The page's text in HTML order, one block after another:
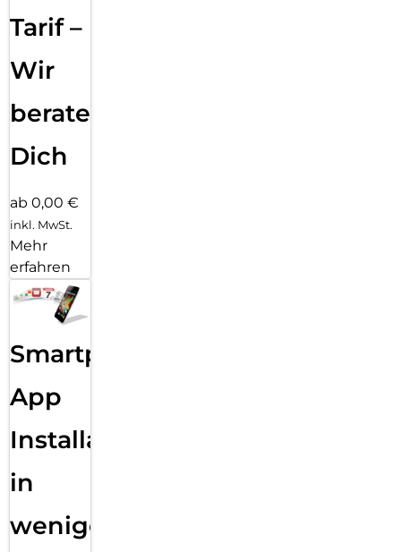
Tarif –
Wir
beraten
Dich
ab 0,00 €
inkl. MwSt.
Mehr
erfahren
Smartphone
App
Installation
in
wenigen